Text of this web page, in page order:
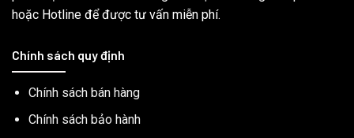
hoặc Hotline để được tư vấn miễn phí.
Chính sách quy định
Chính sách bán hàng
Chính sách bảo hành